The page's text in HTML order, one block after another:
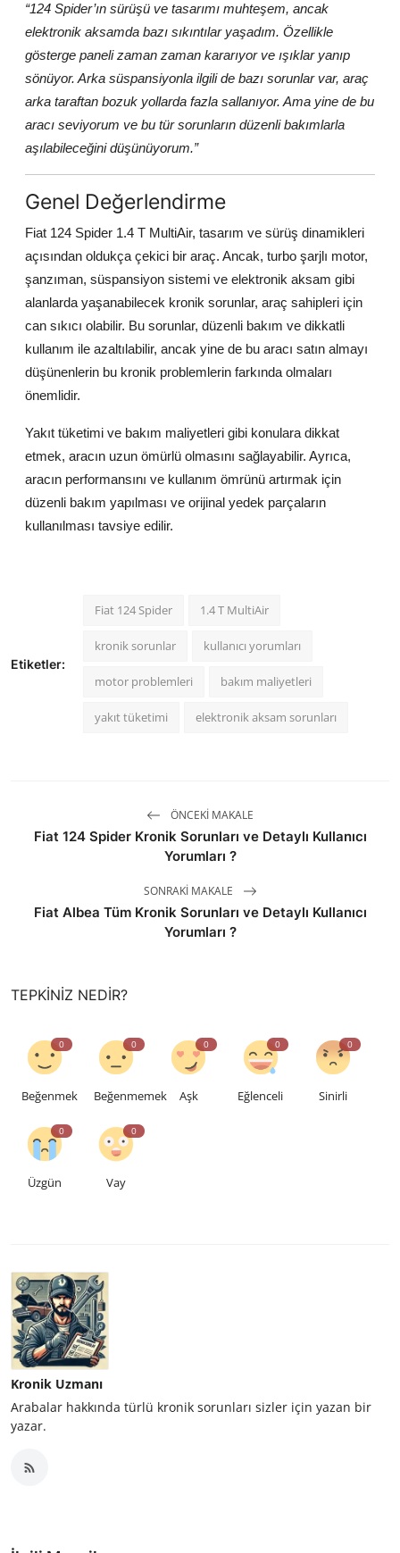
“124 Spider’ın sürüşü ve tasarımı muhteşem, ancak
elektronik aksamda bazı sıkıntılar yaşadım. Özellikle
gösterge paneli zaman zaman kararıyor ve ışıklar yanıp
sönüyor. Arka süspansiyonla ilgili de bazı sorunlar var, araç
arka taraftan bozuk yollarda fazla sallanıyor. Ama yine de bu
aracı seviyorum ve bu tür sorunların düzenli bakımlarla
aşılabileceğini düşünüyorum.”
Genel Değerlendirme
Fiat 124 Spider 1.4 T MultiAir, tasarım ve sürüş dinamikleri
açısından oldukça çekici bir araç. Ancak, turbo şarjlı motor,
şanzıman, süspansiyon sistemi ve elektronik aksam gibi
alanlarda yaşanabilecek kronik sorunlar, araç sahipleri için
can sıkıcı olabilir. Bu sorunlar, düzenli bakım ve dikkatli
kullanım ile azaltılabilir, ancak yine de bu aracı satın almayı
düşünenlerin bu kronik problemlerin farkında olmaları
önemlidir.
Yakıt tüketimi ve bakım maliyetleri gibi konulara dikkat
etmek, aracın uzun ömürlü olmasını sağlayabilir. Ayrıca,
aracın performansını ve kullanım ömrünü artırmak için
düzenli bakım yapılması ve orijinal yedek parçaların
kullanılması tavsiye edilir.
Etiketler:
Fiat 124 Spider 1.4 T MultiAir
kronik sorunlar kullanıcı yorumları
motor problemleri bakım maliyetleri
yakıt tüketimi elektronik aksam sorunları
ÖNCEKI MAKALE
Fiat 124 Spider Kronik Sorunları ve Detaylı Kullanıcı
Yorumları ?
SONRAKI MAKALE
Fiat Albea Tüm Kronik Sorunları ve Detaylı Kullanıcı
Yorumları ?
TEPKINIZ NEDIR?
0
Beğenmek
0
Beğenmemek
0
Aşk
0
Eğlenceli
0
Sinirli
0
Üzgün
0
Vay
Kronik Uzmanı
Arabalar hakkında türlü kronik sorunları sizler için yazan bir
yazar.